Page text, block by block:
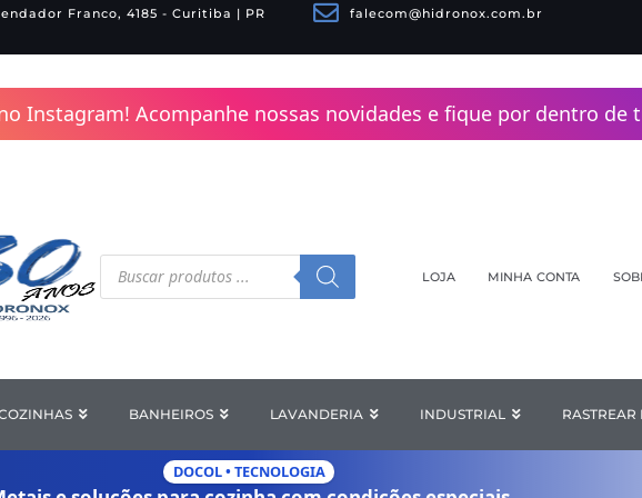
Franco, 4185 - Curitiba | PR falecom@hidronox.com.br
Instagram! Acompanhe nossas novidades e fique por dentro de
Pesquisar
produtos LOJA MINHA CONTA
Open COZINHAS
BANHEIROS Open BANHEIROS
LAVANDERIA Open LAVANDERIA
INDUSTRIAL Open
DOCOL • TECNOLOGIA